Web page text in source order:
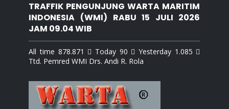
TRAFFIK PENGUNJUNG WARTA MARITIM
INDONESIA (WMI) RABU 15 JULI 2026
JAM 09.04 WIB
All time 878.871  Today 90  Yesterday 1.085 
Ttd. Pemred WMI Drs. Andi R. Rola